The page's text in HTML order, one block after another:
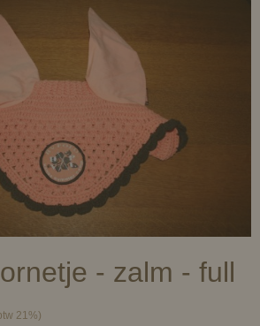
- zalm - full
21%)